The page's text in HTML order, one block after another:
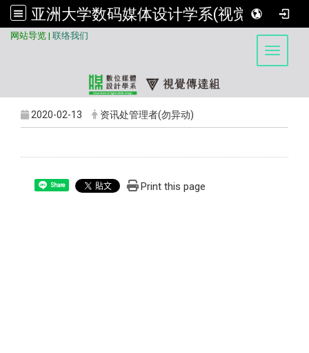
亚洲大学数码媒体设计学系(视觉传达组)
网站导览 | 联络我们
Toggle
2020-02-13 资讯处管理者(勿异动)
Share Print this page